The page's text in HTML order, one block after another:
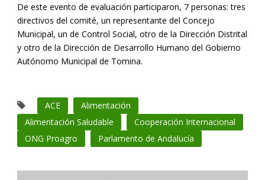
De este evento de evaluación participaron, 7 personas: tres
directivos del comité, un representante del Concejo
Municipal, un de Control Social, otro de la Dirección Distrital
y otro de la Dirección de Desarrollo Humano del Gobierno
Autónomo Municipal de Tomina.
ACE
Alimentación
Alimentación Saludable
Cooperación Internacional
ONG Proagro
Parlamento de Andalucía